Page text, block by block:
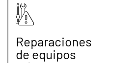
Reparaciones
de equipos